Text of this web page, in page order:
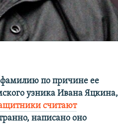
по причине ее
узника Ивана Яцкина,
считают
написано оно